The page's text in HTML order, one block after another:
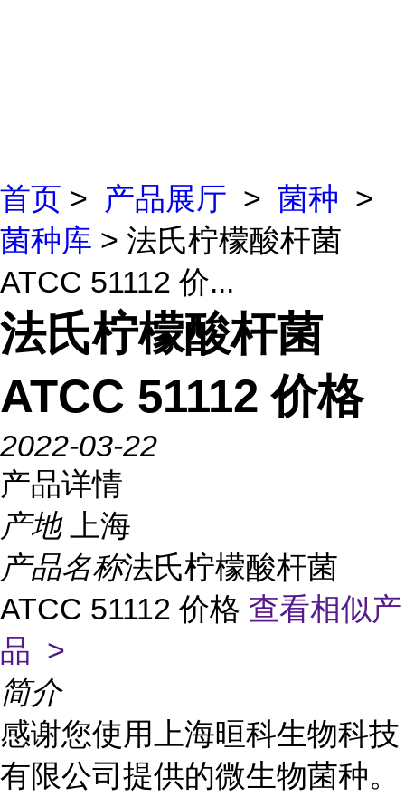
首页 > 产品展厅 > 菌种 >
菌种库 > 法氏柠檬酸杆菌
ATCC 51112 价...
法氏柠檬酸杆菌
ATCC 51112 价格
2022-03-22
产品详情
产地
上海
产品名称法氏柠檬酸杆菌
ATCC 51112 价格 查看相似产
品 >
简介
感谢您使用上海晅科生物科技
有限公司提供的微生物菌种。